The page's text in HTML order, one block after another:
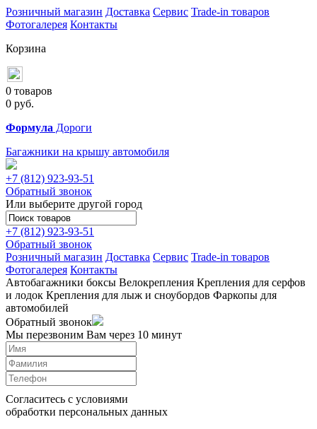
Розничный магазин Доставка Сервис Trade-in товаров
Фотогалерея Контакты
Корзина
0 товаров
0 руб.
Формула Дороги
Багажники на крышу автомобиля
+7 (812) 923-93-51
Обратный звонок
Или выберите другой город
+7 (812) 923-93-51
Обратный звонок
Розничный магазин Доставка Сервис Trade-in товаров
Фотогалерея Контакты
Автобагажники боксы Велокрепления Крепления для серфов
и лодок Крепления для лыж и сноубордов Фаркопы для
автомобилей
Обратный звонок
Мы перезвоним Вам через 10 минут
Согласитесь с условиями
обработки персональных данных